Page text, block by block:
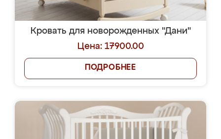
Кровать для новорожденных "Дани"
Цена: 17900.00
ПОДРОБНЕЕ